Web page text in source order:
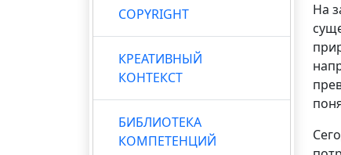
COPYRIGHT
КРЕАТИВНЫЙ
КОНТЕКСТ
БИБЛИОТЕКА
КОМПЕТЕНЦИЙ
На